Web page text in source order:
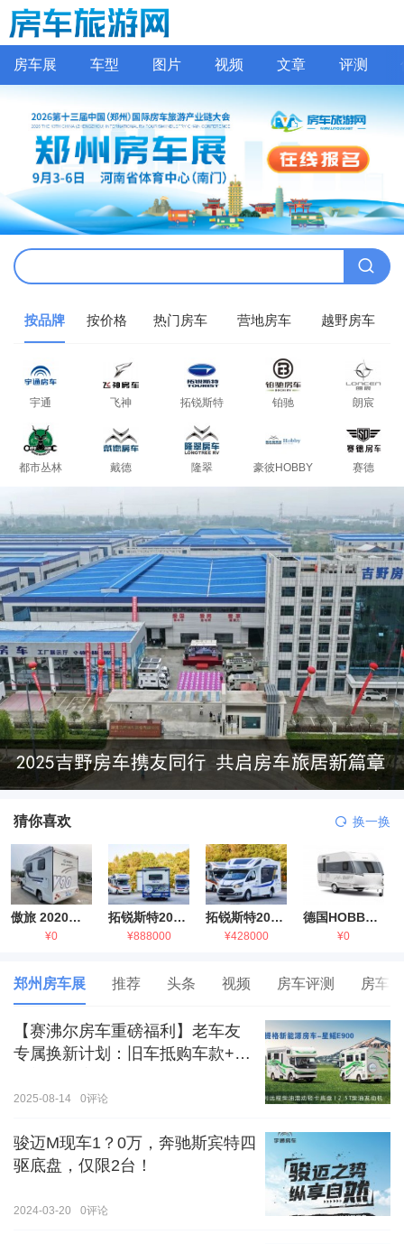
房车展 车型 图片 视频 文章 评测
按品牌 按价格 热门房车 营地房车 越野房车
宇通 飞神 拓锐斯特 铂驰 朗宸
都市丛林 戴德 隆翠 豪彼HOBBY 赛德
猜你喜欢 换一换
傲旅 2020金旅国六海狮房车
¥0
拓锐斯特2021款进口依维柯房车
¥888000
拓锐斯特2021款 福特T型锐典版房车
¥428000
德国HOBBY拖挂房车豪华版
¥0
郑州房车展 推荐 头条 视频 房车评测 房车
【赛沸尔房车重磅福利】老车友
专属换新计划：旧车抵购车款+额
2025-08-14 0评论
骏迈M现车1？0万，奔驰斯宾特四
驱底盘，仅限2台！
2024-03-20 0评论